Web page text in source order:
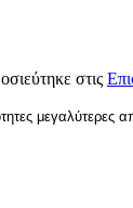
στις
μεγαλύτερες